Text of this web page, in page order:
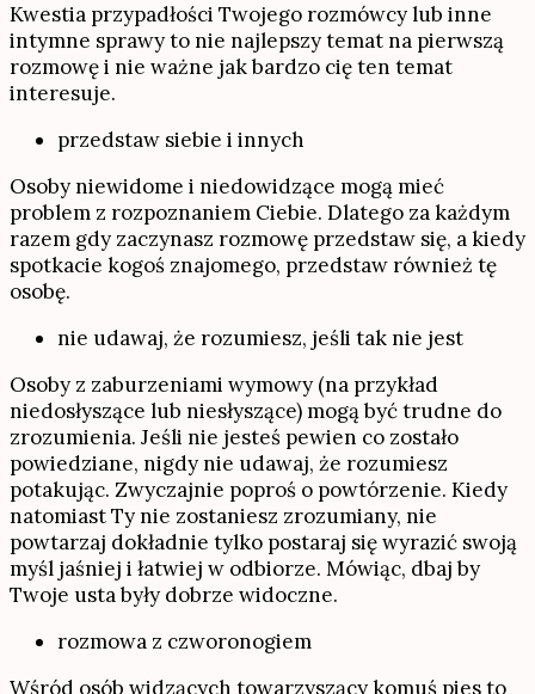
Kwestia przypadłości Twojego rozmówcy lub inne
intymne sprawy to nie najlepszy temat na pierwszą
rozmowę i nie ważne jak bardzo cię ten temat
interesuje.
przedstaw siebie i innych
Osoby niewidome i niedowidzące mogą mieć
problem z rozpoznaniem Ciebie. Dlatego za każdym
razem gdy zaczynasz rozmowę przedstaw się, a kiedy
spotkacie kogoś znajomego, przedstaw również tę
osobę.
nie udawaj, że rozumiesz, jeśli tak nie jest
Osoby z zaburzeniami wymowy (na przykład
niedosłyszące lub niesłyszące) mogą być trudne do
zrozumienia. Jeśli nie jesteś pewien co zostało
powiedziane, nigdy nie udawaj, że rozumiesz
potakując. Zwyczajnie poproś o powtórzenie. Kiedy
natomiast Ty nie zostaniesz zrozumiany, nie
powtarzaj dokładnie tylko postaraj się wyrazić swoją
myśl jaśniej i łatwiej w odbiorze. Mówiąc, dbaj by
Twoje usta były dobrze widoczne.
rozmowa z czworonogiem
Wśród osób widzących towarzyszący komuś pies to